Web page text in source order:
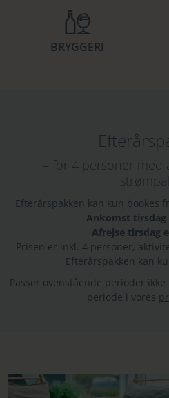
BRYGGERI
– for 4 personer med
Efterårspakken kan kun bookes
Ankomst tirsdag
Afrejse tirsdag
Prisen er inkl. 4 personer,
Efterårspakken kan
Passer ovenstående perioder
periode i vores